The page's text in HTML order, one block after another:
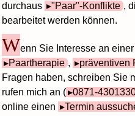
durchaus
"Paar"-Konflikte ,
bearbeitet werden können.
Wenn Sie Interesse an einer
Paartherapie , präventiven
Fragen haben, schreiben Sie
rufen mich an (
0871-
online einen
Termin